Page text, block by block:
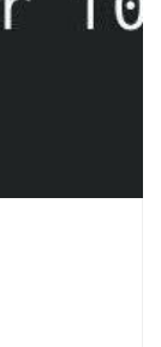
la
según
sistema